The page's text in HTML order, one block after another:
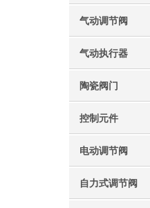
气动调节阀
气动执行器
陶瓷阀门
控制元件
电动调节阀
自力式调节阀